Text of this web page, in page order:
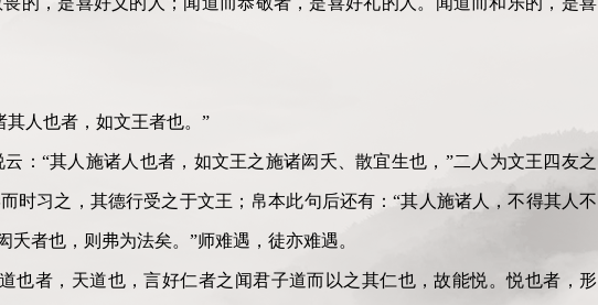
人也者，如文王者也。”
：“其人施诸人也者，如文王之施诸闳夭、散宜生也，”二人为文王四友之
时习之，其德行受之于文王；帛本此句后还有：“其人施诸人，不得其人不
者也，则弗为法矣。”师难遇，徒亦难遇。
也者，天道也，言好仁者之闻君子道而以之其仁也，故能悦。悦也者，形